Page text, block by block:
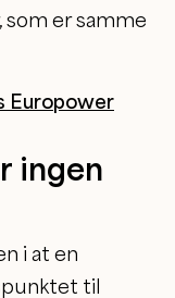
som er samme
Europower
ingen
i at en
til